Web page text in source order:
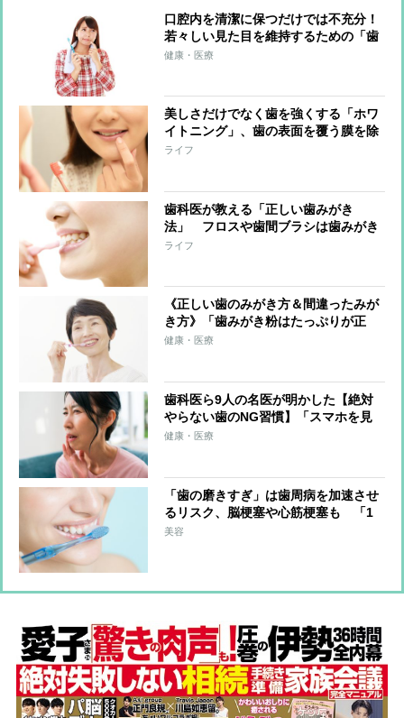
口腔内を清潔に保つだけでは不充分！
若々しい見た目を維持するための「歯
ヨガ」を歯科医師が紹介
健康・医療
美しさだけでなく歯を強くする「ホワ
イトニング」、歯の表面を覆う膜を除
去しフッ素を塗布するため虫歯予防効
ライフ
歯科医が教える「正しい歯みがき
法」 フロスや歯間ブラシは歯みがき
前に「奥歯からみがく」がおすすめ、
ライフ
《正しい歯のみがき方＆間違ったみが
き方》「歯みがき粉はたっぷりが正
解」「酸の強い食品を口にした後はす
健康・医療
歯科医ら9人の名医が明かした【絶対
やらない歯のNG習慣】「スマホを見
ながらの“ながら磨き”はしない」「ダ
健康・医療
「歯の磨きすぎ」は歯周病を加速させ
るリスク、脳梗塞や心筋梗塞も 「1
日3回」「3分」「フロスが先」”正し
美容